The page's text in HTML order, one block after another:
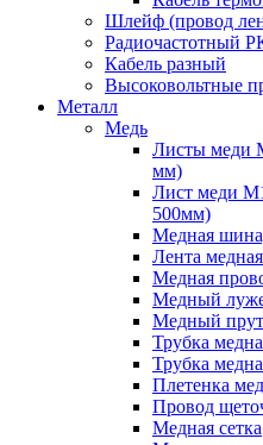
Шлейф (провод
Радиочастотный
Кабель разный
Высоковольтные
Металл
Медь
Листы меди
мм)
Лист меди
500мм)
Медная
Лента
Медная
Медный
Медный
Трубка
Трубка
Плетенка
Провод
Медная сетка